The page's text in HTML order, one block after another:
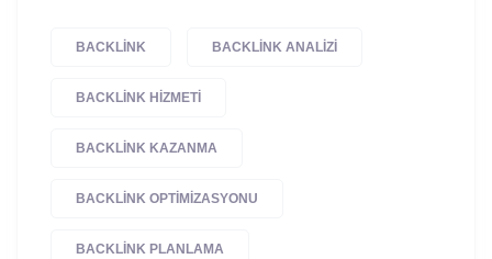
BACKLINK BACKLINK ANALIZI
BACKLINK HIZMETI
BACKLINK KAZANMA
BACKLINK OPTIMIZASYONU
BACKLINK PLANLAMA